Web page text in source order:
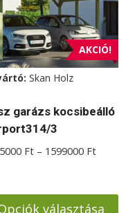
AKCIÓ!
Skan Holz
garázs kocsibeálló
3
Ft – 1599000 Ft
választása